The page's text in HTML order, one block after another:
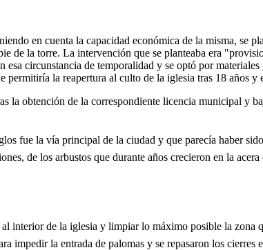
en cuenta la capacidad económica de la misma, se
de la torre. La intervención que se planteaba era
circunstancia de temporalidad y se optó por
la reapertura al culto de la iglesia tras 18 años y
la obtención de la correspondiente licencia municipal y
fue la vía principal de la ciudad y que parecía haber
de los arbustos que durante años crecieron en la
interior de la iglesia y limpiar lo máximo posible la zona
la entrada de palomas y se repasaron los cierres